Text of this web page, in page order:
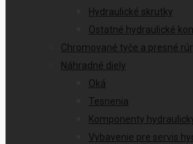
Hydraulické skrutky
Ostatné hydraulické
Chromované tyče a presné
Náhradné diely
Oká
Tesnenia
Komponenty
Vybavenie pre servis